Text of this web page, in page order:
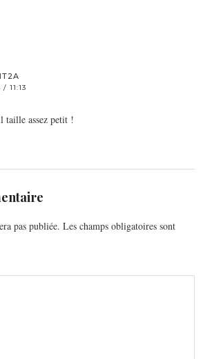
11:13
taille assez petit !
pas publiée. Les champs obligatoires sont